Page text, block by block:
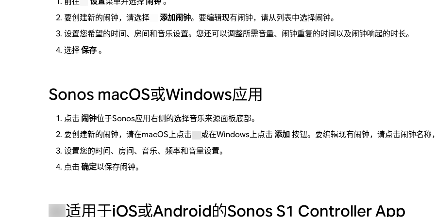
要创建新的闹钟，请选择
添加闹钟。要编辑现有闹钟，请从列表中选择闹钟。
设置您希望的时间、房间和音乐设置。您还可以调整所需音量、闹钟重复的时间以及闹钟响起的时长。
选择保存。
Sonos macOS或Windows应用
点击 闹钟位于Sonos应用右侧的选择音乐来源面板底部。
要创建新的闹钟，请在macOS上点击
或在Windows上点击添加 按钮。要编辑现有闹钟，请点击闹钟名称
设置您的时间、房间、音乐、频率和音量设置。
点击确定以保存闹钟。
适用于iOS或Android的Sonos S1 Controller App